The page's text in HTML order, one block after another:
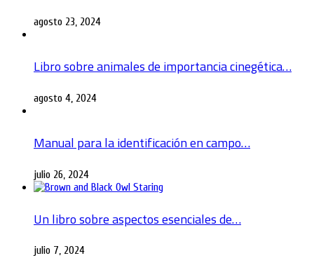
agosto 23, 2024
Libro sobre animales de importancia cinegética…
agosto 4, 2024
Manual para la identificación en campo…
julio 26, 2024
Un libro sobre aspectos esenciales de…
julio 7, 2024